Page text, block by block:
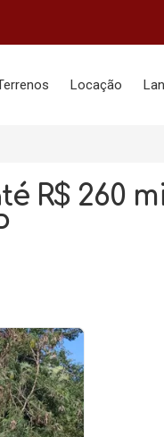
Locação
R$ 260